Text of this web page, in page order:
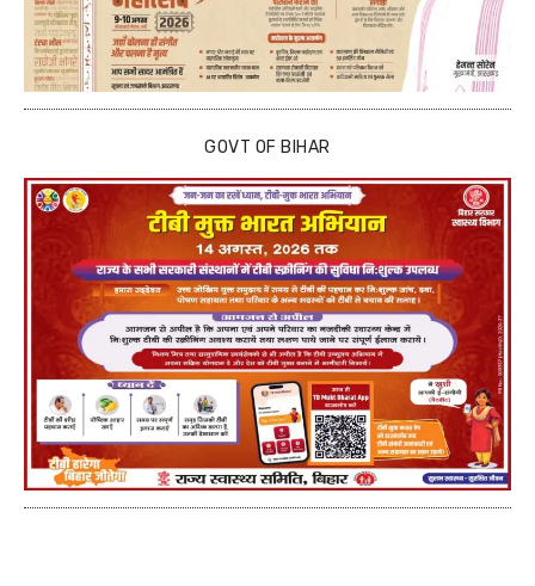
GOVT OF BIHAR